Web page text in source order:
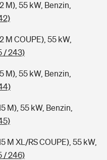
M), 55 kW, Benzin,
M COUPE), 55 kW,
/ 243)
M), 55 kW, Benzin,
M), 55 kW, Benzin,
M XL/RS COUPE), 55 kW,
/ 246)